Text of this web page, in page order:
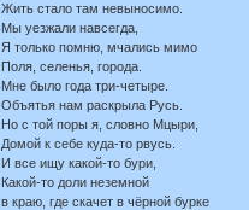
Жить стало там невыносимо.
Мы уезжали навсегда,
Я только помню, мчались мимо
Поля, селенья, города.
Мне было года три-четыре.
Объятья нам раскрыла Русь.
Но с той поры я, словно Мцыри,
Домой к себе куда-то рвусь.
И все ищу какой-то бури,
Какой-то доли неземной
в краю, где скачет в чёрной бурке